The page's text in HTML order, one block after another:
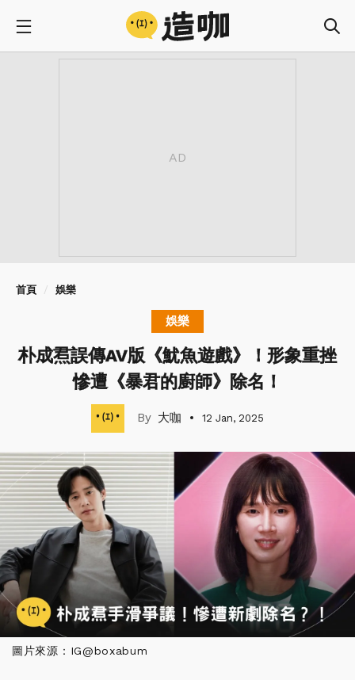
首頁 娛樂
娛樂
朴成焄誤傳AV版《魷魚遊戲》！形象重挫
慘遭《暴君的廚師》除名！
大咖 12 Jan, 2025
圖片來源：IG@boxabum